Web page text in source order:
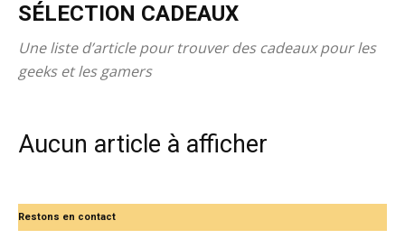
SÉLECTION CADEAUX
Une liste d’article pour trouver des cadeaux pour les
geeks et les gamers
Aucun article à afficher
Restons en contact